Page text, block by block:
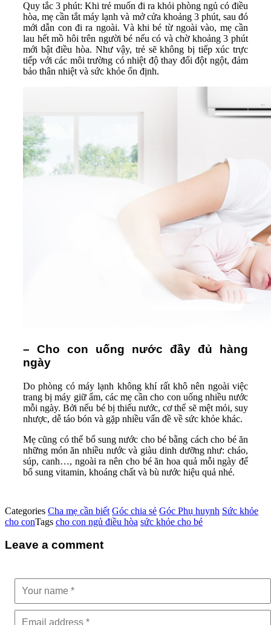
Quy tắc 3 phút: Khi trẻ muốn đi ra khỏi phòng ngủ có điều
hòa, mẹ cần tắt máy lạnh và mở cửa khoảng 3 phút, sau đó
mới dẫn con đi ra ngoài. Và khi bé từ ngoài vào, mẹ cần
lau hết mồ hôi trên người bé nếu có và chờ khoảng 3 phút
mới bật điều hòa. Như vậy, trẻ sẽ không bị tiếp xúc trực
tiếp với các môi trường có nhiệt độ thay đổi đột ngột, đảm
bảo thân nhiệt và sức khỏe ổn định.
– Cho con uống nước đầy đủ hàng
ngày
Do phòng có máy lạnh không khí rất khô nên ngoài việc
trang bị máy giữ ẩm, các mẹ cần cho con uống nhiều nước
mỗi ngày. Bởi nếu bé bị thiếu nước, cơ thể sẽ mệt mỏi, suy
nhược, dễ táo bón và gặp nhiều vấn đề về sức khỏe khác.
Mẹ cũng có thể bổ sung nước cho bé bằng cách cho bé ăn
những món ăn nhiều nước và giàu dinh dưỡng như: cháo,
súp, canh…, ngoài ra nên cho bé ăn hoa quả mỗi ngày để
bổ sung vitamin, khoáng chất và bù nước hiệu quả nhé.
Categories Cha mẹ cần biết Góc chia sẻ Góc Phụ huynh Sức khỏe
cho conTags cho con ngủ điều hòa sức khỏe cho bé
Leave a comment